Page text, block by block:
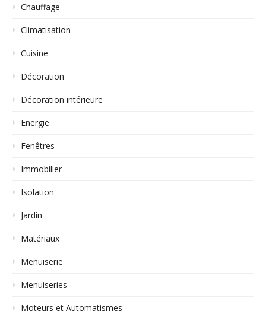
Chauffage
Climatisation
Cuisine
Décoration
Décoration intérieure
Energie
Fenêtres
Immobilier
Isolation
Jardin
Matériaux
Menuiserie
Menuiseries
Moteurs et Automatismes